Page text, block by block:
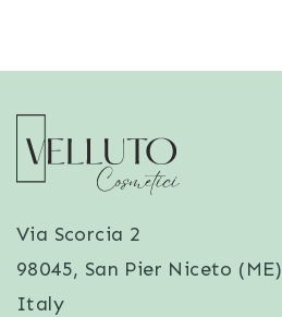
Via Scorcia 2
98045, San Pier Niceto (ME)
Italy